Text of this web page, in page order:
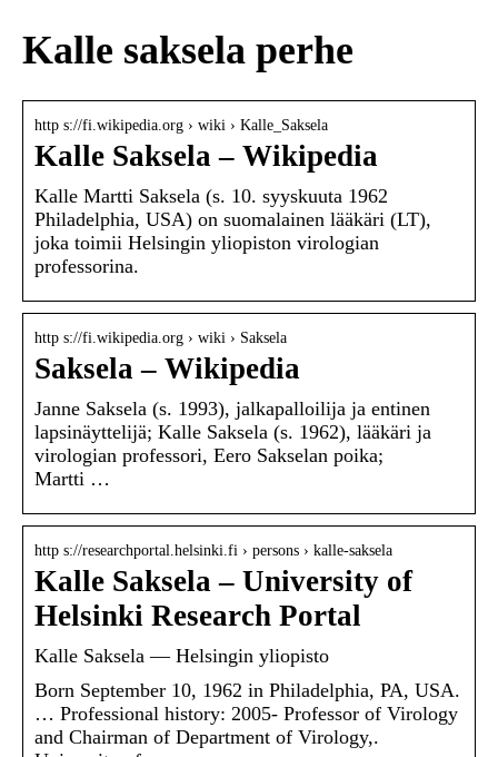
Kalle saksela perhe
http s://fi.wikipedia.org › wiki › Kalle_Saksela
Kalle Saksela – Wikipedia
Kalle Martti Saksela (s. 10. syyskuuta 1962
Philadelphia, USA) on suomalainen lääkäri (LT),
joka toimii Helsingin yliopiston virologian
professorina.
http s://fi.wikipedia.org › wiki › Saksela
Saksela – Wikipedia
Janne Saksela (s. 1993), jalkapalloilija ja entinen
lapsinäyttelijä; Kalle Saksela (s. 1962), lääkäri ja
virologian professori, Eero Sakselan poika;
Martti …
http s://researchportal.helsinki.fi › persons › kalle-saksela
Kalle Saksela – University of
Helsinki Research Portal
Kalle Saksela — Helsingin yliopisto
Born September 10, 1962 in Philadelphia, PA, USA.
… Professional history: 2005- Professor of Virology
and Chairman of Department of Virology,.